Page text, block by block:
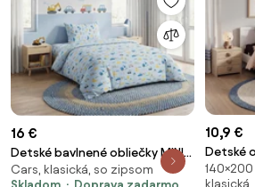
16 €
Detské bavlnené obliečky MINI
TRUCKS modré, 100% bavlna
Cars, klasická, so zipsom
10,9 €
Detské
CUTE
klasická